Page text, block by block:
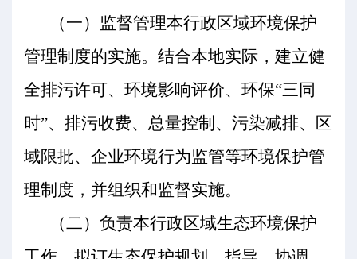
（一）监督管理本行政区域环境保护
管理制度的实施。结合本地实际，建立健
全排污许可、环境影响评价、环保“三同
时”、排污收费、总量控制、污染减排、区
域限批、企业环境行为监管等环境保护管
理制度，并组织和监督实施。
（二）负责本行政区域生态环境保护